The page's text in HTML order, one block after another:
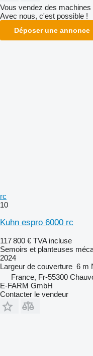
Vous vendez des
Avec nous, c'est possible !
Déposer une annonce
rc
10
Kuhn espro 6000 rc
117 800 € TVA incluse
Semoirs et planteuses
2024
Largeur de couverture 6 m
France, Fr-55300
E-FARM GmbH
Contacter le vendeur